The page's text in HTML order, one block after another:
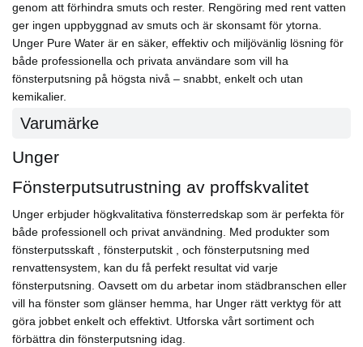
genom att förhindra smuts och rester. Rengöring med rent vatten
ger ingen uppbyggnad av smuts och är skonsamt för ytorna.
Unger Pure Water är en säker, effektiv och miljövänlig lösning för
både professionella och privata användare som vill ha
fönsterputsning på högsta nivå – snabbt, enkelt och utan
kemikalier.
Varumärke
Unger
Fönsterputsutrustning av proffskvalitet
Unger erbjuder högkvalitativa fönsterredskap som är perfekta för
både professionell och privat användning. Med produkter som
fönsterputsskaft , fönsterputskit , och fönsterputsning med
renvattensystem, kan du få perfekt resultat vid varje
fönsterputsning. Oavsett om du arbetar inom städbranschen eller
vill ha fönster som glänser hemma, har Unger rätt verktyg för att
göra jobbet enkelt och effektivt. Utforska vårt sortiment och
förbättra din fönsterputsning idag.